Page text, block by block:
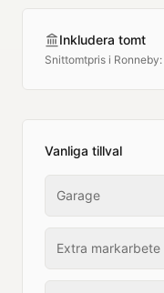
Inkludera tomt
Snittomtpris i Ronneby:
Vanliga tillval
Garage
Extra markarbete